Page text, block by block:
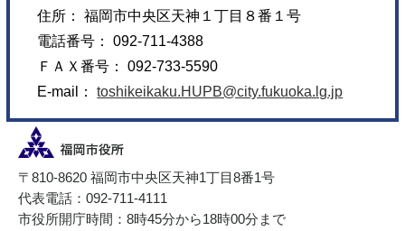
住所： 福岡市中央区天神１丁目８番１号
電話番号： 092-711-4388
ＦＡＸ番号： 092-733-5590
E-mail：toshikeikaku.HUPB@city.fukuoka.lg.jp
〒810-8620 福岡市中央区天神1丁目8番1号
代表電話：092-711-4111
市役所開庁時間：8時45分から18時00分まで